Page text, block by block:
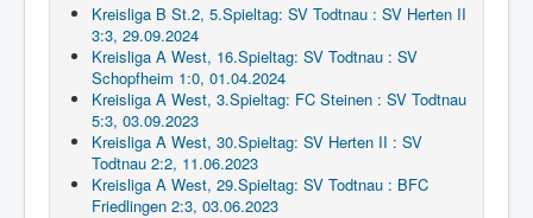
Kreisliga B St.2, 5.Spieltag: SV Todtnau : SV Herten II
3:3, 29.09.2024
Kreisliga A West, 16.Spieltag: SV Todtnau : SV
Schopfheim 1:0, 01.04.2024
Kreisliga A West, 3.Spieltag: FC Steinen : SV Todtnau
5:3, 03.09.2023
Kreisliga A West, 30.Spieltag: SV Herten II : SV
Todtnau 2:2, 11.06.2023
Kreisliga A West, 29.Spieltag: SV Todtnau : BFC
Friedlingen 2:3, 03.06.2023